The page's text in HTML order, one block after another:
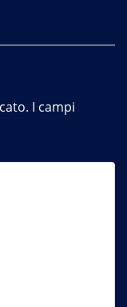
I campi